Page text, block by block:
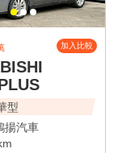
加入比較
型
揚汽車